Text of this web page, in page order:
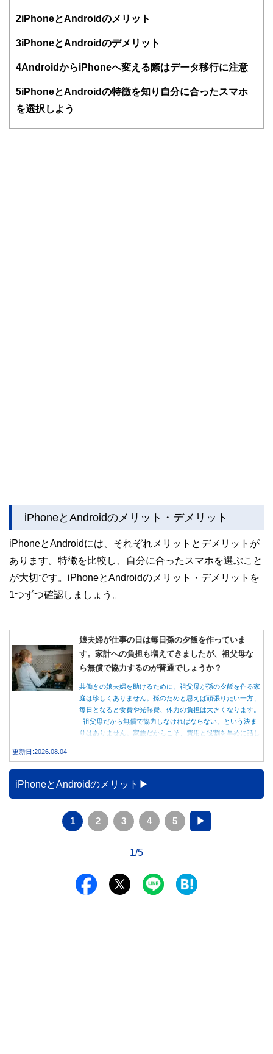
得者を中心に「お金や暮らし」に関する書籍・雑誌の編集経
験者で構成され、企画立案から記事掲載まですべての工程に
護士、税理士、宅地建物取引士、相続診断士、住宅ローンア
士、行政書士、投資アナリスト、キャリアコンサルタントな
かしく感じられる年金や税金、相続、保険、ローンなどの話
2iPhoneとAndroidのメリット
3iPhoneとAndroidのデメリット
4AndroidからiPhoneへ変える際はデータ移行に注意
5iPhoneとAndroidの特徴を知り自分に合ったスマホ
を選択しよう
iPhoneとAndroidのメリット・デメリット
iPhoneとAndroidには、それぞれメリットとデメリットが
あります。特徴を比較し、自分に合ったスマホを選ぶこと
が大切です。iPhoneとAndroidのメリット・デメリットを
1つずつ確認しましょう。
娘夫婦が仕事の日は毎日孫の夕飯を作っていま
す。家計への負担も増えてきましたが、祖父母な
ら無償で協力するのが普通でしょうか？
共働きの娘夫婦を助けるために、祖父母が孫の夕飯を作る家
庭は珍しくありません。孫のためと思えば頑張りたい一方、
毎日となると食費や光熱費、体力の負担は大きくなります。
祖父母だから無償で協力しなければならない、という決ま
りはありません。家族だからこそ、費用と役割を早めに話し
更新日:2026.08.04
iPhoneとAndroidのメリット
1 2 3 4 5 ▶
1/5